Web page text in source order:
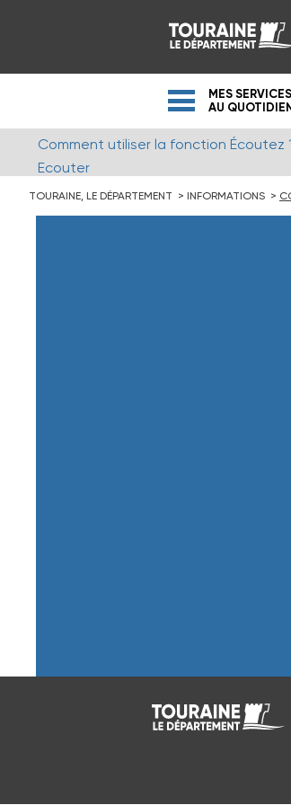
MES SERVICES
AU
Comment utiliser la fonction Écoutez
Ecouter
TOURAINE, LE DÉPARTEMENT INFORMATIONS